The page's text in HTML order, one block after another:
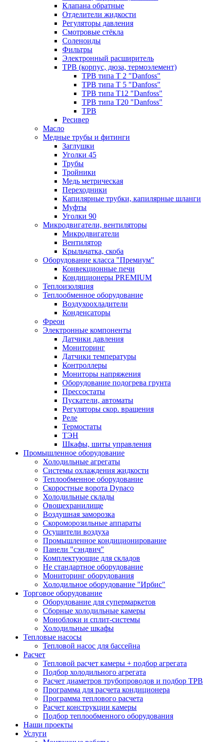
Клапана обратные
Отделители жидкости
Регуляторы давления
Смотровые стёкла
Соленоиды
Фильтры
Электронный расширитель
ТРВ (корпус, дюза, термоэлемент)
ТРВ типа Т 2 "Danfoss"
ТРВ типа Т 5 "Danfoss"
ТРВ типа Т12 "Danfoss"
ТРВ типа Т20 "Danfoss"
ТРВ
Ресивер
Масло
Медные трубы и фитинги
Заглушки
Уголки 45
Трубы
Тройники
Медь метрическая
Переходники
Капилярные трубки, капилярные шланги
Муфты
Уголки 90
Микродвигатели, вентиляторы
Микродвигатели
Вентилятор
Крыльчатка, скоба
Оборудование класса "Премиум"
Конвекционные печи
Кондиционеры PREMIUM
Теплоизоляция
Теплообменное оборудование
Воздухоохладители
Конденсаторы
Фреон
Электронные компоненты
Датчики давления
Мониторинг
Датчики температуры
Контроллеры
Мониторы напряжения
Оборудование подогрева грунта
Прессостаты
Пускатели, автоматы
Регуляторы скор. вращения
Реле
Термостаты
ТЭН
Шкафы, шиты управления
Промышленное оборудование
Холодильные агрегаты
Системы охлаждения жидкости
Теплообменное оборудование
Скоростные ворота Dynaco
Холодильные склады
Овощехранилище
Воздушная заморозка
Скороморозильные аппараты
Осушители воздуха
Промышленное кондиционирование
Панели "сэндвич"
Комплектующие для складов
Не стандартное оборудование
Мониторинг оборудования
Холодильное оборудование "Ирбис"
Торговое оборудование
Оборудование для супермаркетов
Сборные холодильные камеры
Моноблоки и сплит-системы
Холодильные шкафы
Тепловые насосы
Тепловой насос для бассейна
Расчет
Тепловой расчет камеры + подбор агрегата
Подбор холодильного агрегата
Расчет диаметров трубопроводов и подбор ТРВ
Программа для расчета кондиционера
Программа теплового расчета
Расчет конструкции камеры
Подбор теплообменного оборудования
Наши проекты
Услуги